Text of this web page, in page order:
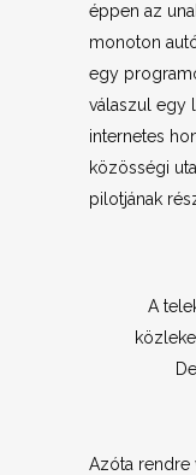
éppen az
monoton
egy
válaszul egy
internetes
közösségi
pilotjának
A
Azóta rendre